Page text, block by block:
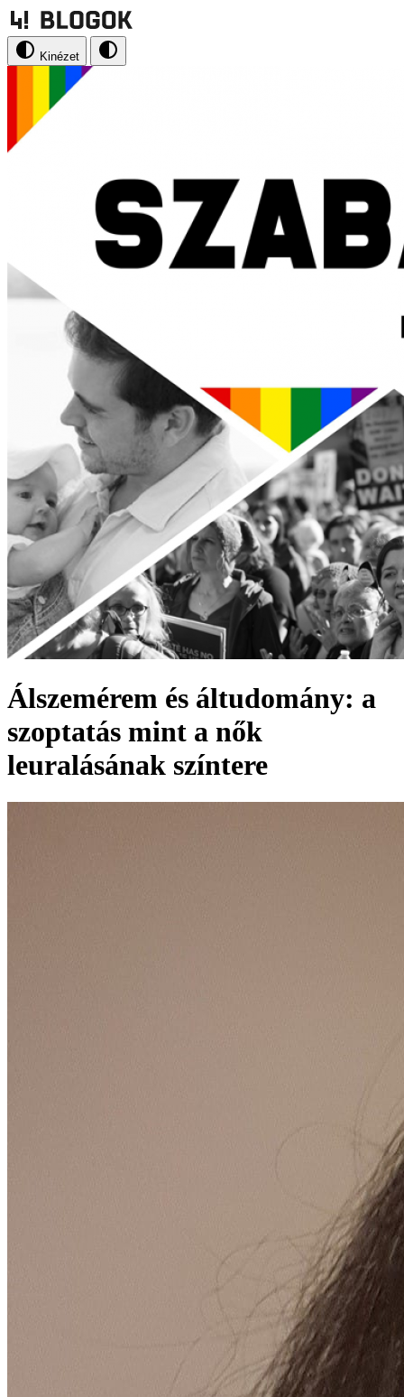
Kinézet
Álszemérem és áltudomány: a
szoptatás mint a nők
leuralásának színtere